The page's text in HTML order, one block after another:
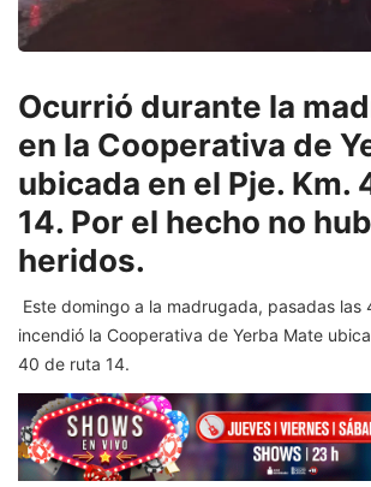
Ocurrió durante la
en la Cooperativa de
ubicada en el Pje. Km.
14. Por el hecho no
heridos.
Este domingo a la madrugada, pasadas las
incendió la Cooperativa de Yerba Mate
40 de ruta 14.